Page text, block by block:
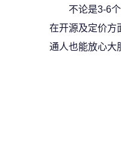
不论是3-6
在开源及定价方
通人也能放心大